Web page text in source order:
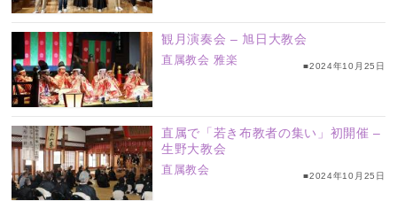
観月演奏会 – 旭日大教会
直属教会 雅楽 ■2024年10月25日
直属で「若き布教者の集い」初開催 –
生野大教会
直属教会
■2024年10月25日